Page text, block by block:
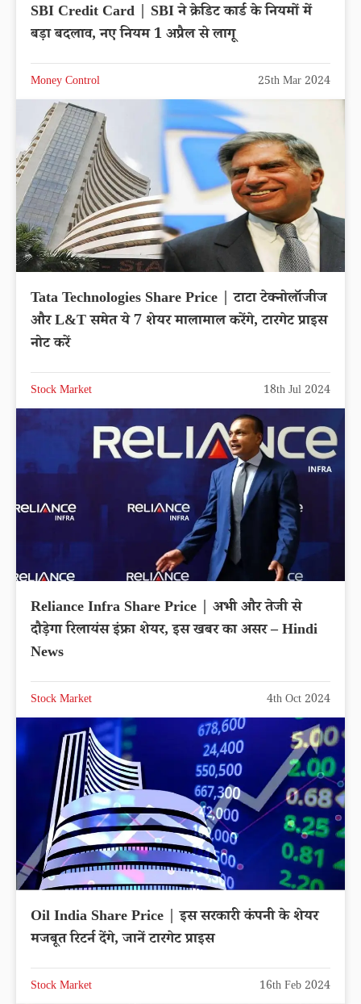
SBI Credit Card | SBI ने क्रेडिट कार्ड के नियमों में
बड़ा बदलाव, नए नियम 1 अप्रैल से लागू
Money Control 25th Mar 2024
Tata Technologies Share Price | टाटा टेक्नोलॉजीज
और L&T समेत ये 7 शेयर मालामाल करेंगे, टारगेट प्राइस
नोट करें
Stock Market 18th Jul 2024
Reliance Infra Share Price | अभी और तेजी से
दौड़ेगा रिलायंस इंफ्रा शेयर, इस खबर का असर – Hindi
News
Stock Market 4th Oct 2024
Oil India Share Price | इस सरकारी कंपनी के शेयर
मजबूत रिटर्न देंगे, जानें टारगेट प्राइस
Stock Market 16th Feb 2024